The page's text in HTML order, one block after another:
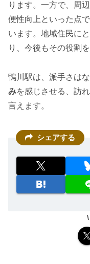
ります。一方で、周
便性向上といった点
います。地域住民に
り、今後もその役割
鴨川駅は、派手さはな
みを感じさせる、訪
言えます。
シェアする